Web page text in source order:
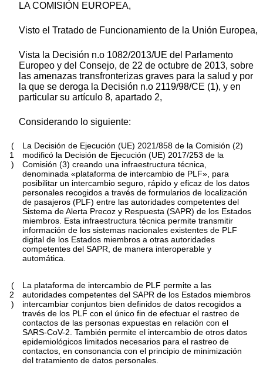
LA COMISIÓN EUROPEA,
Visto el Tratado de Funcionamiento de la Unión Europea,
Vista la Decisión n.o 1082/2013/UE del Parlamento
Europeo y del Consejo, de 22 de octubre de 2013, sobre
las amenazas transfronterizas graves para la salud y por
la que se deroga la Decisión n.o 2119/98/CE (1), y en
particular su artículo 8, apartado 2,
Considerando lo siguiente:
(
1
)
La Decisión de Ejecución (UE) 2021/858 de la Comisión(2)
modificó la Decisión de Ejecución (UE) 2017/253 de la
Comisión(3) creando una infraestructura técnica,
denominada «plataforma de intercambio de PLF», para
posibilitar un intercambio seguro, rápido y eficaz de los datos
personales recogidos a través de formularios de localización
de pasajeros (PLF) entre las autoridades competentes del
Sistema de Alerta Precoz y Respuesta (SAPR) de los Estados
miembros. Esta infraestructura técnica permite transmitir
información de los sistemas nacionales existentes de PLF
digital de los Estados miembros a otras autoridades
competentes del SAPR, de manera interoperable y
automática.
(
2
)
La plataforma de intercambio de PLF permite a las
autoridades competentes del SAPR de los Estados miembros
intercambiar conjuntos bien definidos de datos recogidos a
través de los PLF con el único fin de efectuar el rastreo de
contactos de las personas expuestas en relación con el
SARS-CoV-2. También permite el intercambio de otros datos
epidemiológicos limitados necesarios para el rastreo de
contactos, en consonancia con el principio de minimización
del tratamiento de datos personales.